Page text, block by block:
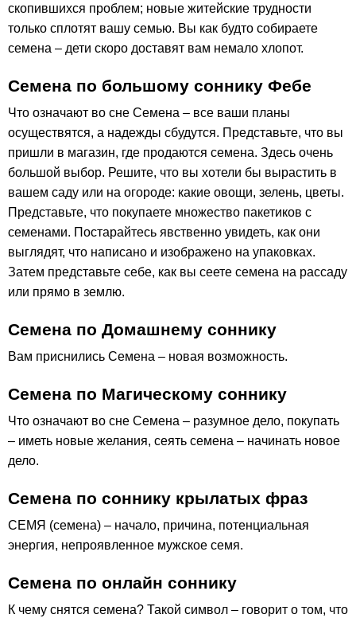
скопившихся проблем; новые житейские трудности
только сплотят вашу семью. Вы как будто собираете
семена – дети скоро доставят вам немало хлопот.
Семена по большому соннику Фебе
Что означают во сне Семена – все ваши планы
осуществятся, а надежды сбудутся. Представьте, что вы
пришли в магазин, где продаются семена. Здесь очень
большой выбор. Решите, что вы хотели бы вырастить в
вашем саду или на огороде: какие овощи, зелень, цветы.
Представьте, что покупаете множество пакетиков с
семенами. Постарайтесь явственно увидеть, как они
выглядят, что написано и изображено на упаковках.
Затем представьте себе, как вы сеете семена на рассаду
или прямо в землю.
Семена по Домашнему соннику
Вам приснились Семена – новая возможность.
Семена по Магическому соннику
Что означают во сне Семена – разумное дело, покупать
– иметь новые желания, сеять семена – начинать новое
дело.
Семена по соннику крылатых фраз
СЕМЯ (семена) – начало, причина, потенциальная
энергия, непроявленное мужское семя.
Семена по онлайн соннику
К чему снятся семена? Такой символ – говорит о том, что